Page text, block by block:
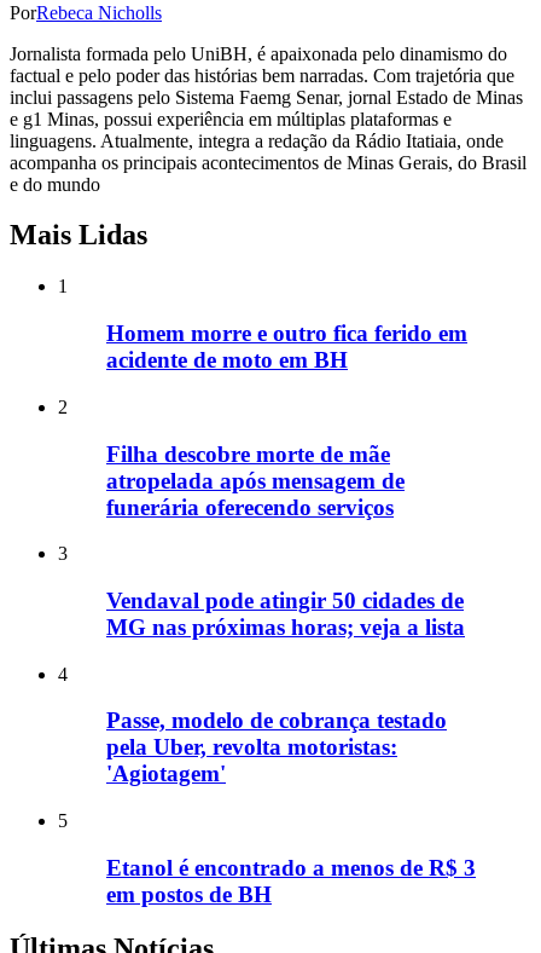
PorRebeca Nicholls
Jornalista formada pelo UniBH, é apaixonada pelo dinamismo do
factual e pelo poder das histórias bem narradas. Com trajetória que
inclui passagens pelo Sistema Faemg Senar, jornal Estado de Minas
e g1 Minas, possui experiência em múltiplas plataformas e
linguagens. Atualmente, integra a redação da Rádio Itatiaia, onde
acompanha os principais acontecimentos de Minas Gerais, do Brasil
e do mundo
Mais Lidas
1
Homem morre e outro fica ferido em
acidente de moto em BH
2
Filha descobre morte de mãe
atropelada após mensagem de
funerária oferecendo serviços
3
Vendaval pode atingir 50 cidades de
MG nas próximas horas; veja a lista
4
Passe, modelo de cobrança testado
pela Uber, revolta motoristas:
'Agiotagem'
5
Etanol é encontrado a menos de R$ 3
em postos de BH